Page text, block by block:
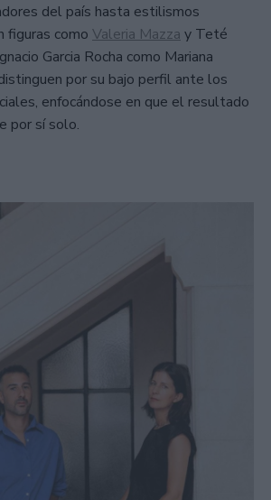
del país hasta estilismos
figuras como Valeria Mazza y Teté
Garcia Rocha como Mariana
por su bajo perfil ante los
enfocándose en que el resultado
por sí solo.